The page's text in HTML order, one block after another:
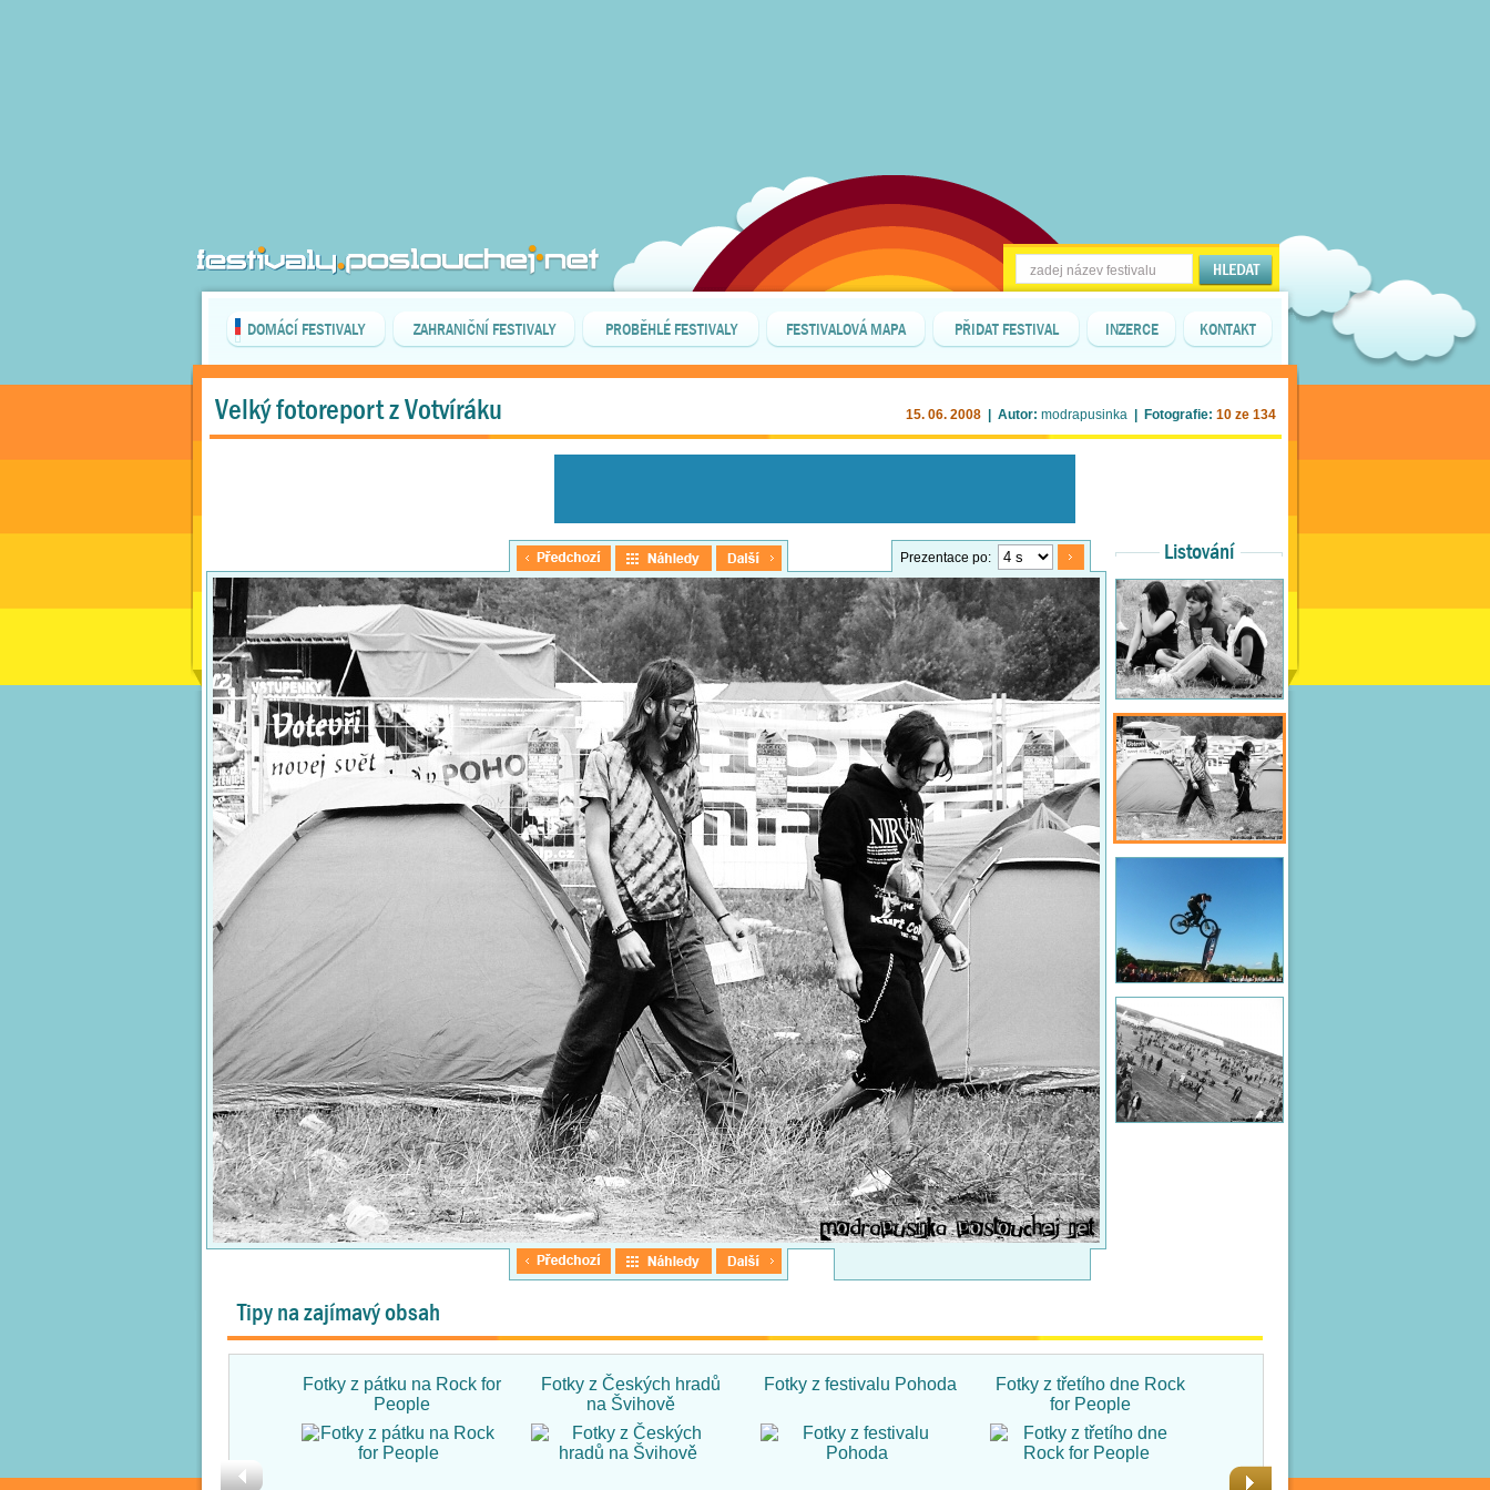
DOMÁCÍ FESTIVALY ZAHRANIČNÍ FESTIVALY PROBĚHLÉ FESTIVALY FESTIVALOVÁ MAPA PŘIDAT FESTIVAL INZERCE KONTAKT
Velký fotoreport z Votvíráku 15. 06. 2008 | Autor: modrapusinka | Fotografie: 10 ze 134
Prezentace po: Listování
Tipy na zajímavý obsah
Fotky z pátku na Rock for
People
Fotky z Českých hradů
na Švihově
Fotky z festivalu Pohoda
Fotky z třetího dne Rock
for People